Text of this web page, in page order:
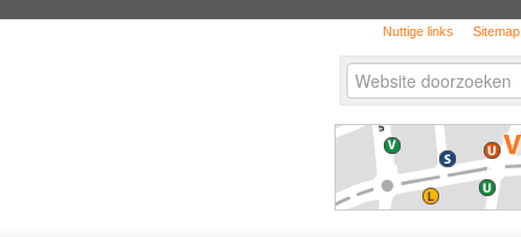
Nuttige links Sitemap
Zoek
zoeken...